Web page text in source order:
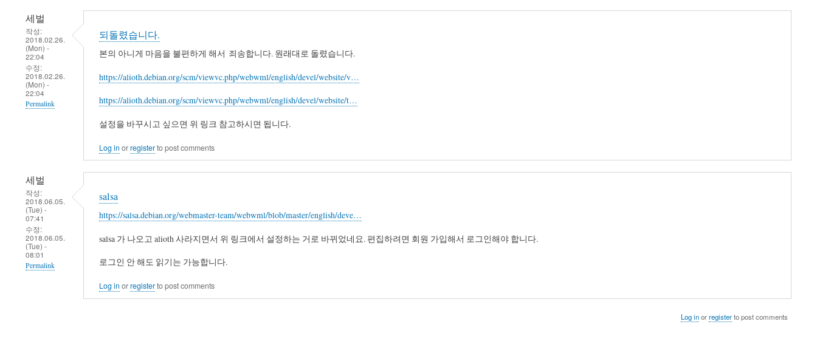
reply
세벌
작성:
2018.02.26.
(Mon) -
22:04
수정:
2018.02.26.
(Mon) -
22:04
Permalink
되돌렸습니다.
본의 아니게 마음을 불편하게 해서 죄송합니다. 원래대로 돌렸습니다.
https://alioth.debian.org/scm/viewvc.php/webwml/english/devel/website/v…
https://alioth.debian.org/scm/viewvc.php/webwml/english/devel/website/t…
설정을 바꾸시고 싶으면 위 링크 참고하시면 됩니다.
Log in orregisterto post comments
세벌
작성:
2018.06.05.
(Tue) -
07:41
수정:
2018.06.05.
(Tue) -
08:01
Permalink
salsa
https://salsa.debian.org/webmaster-team/webwml/blob/master/english/deve…
salsa 가 나오고 alioth 사라지면서 위 링크에서 설정하는 거로 바뀌었네요. 편집하려면 회원 가입해서 로그인해야 합니다.
로그인 안 해도 읽기는 가능합니다.
Log in orregisterto post comments
Log inorregisterto post comments